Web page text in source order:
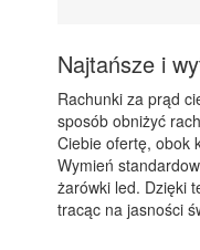
Najtańsze i
Rachunki za prąd
sposób obniżyć
Ciebie ofertę, obok
Wymień
żarówki led. Dzięki
tracąc na jasności